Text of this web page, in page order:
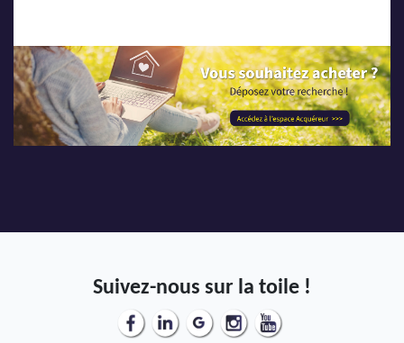
Suivez-nous sur la toile !